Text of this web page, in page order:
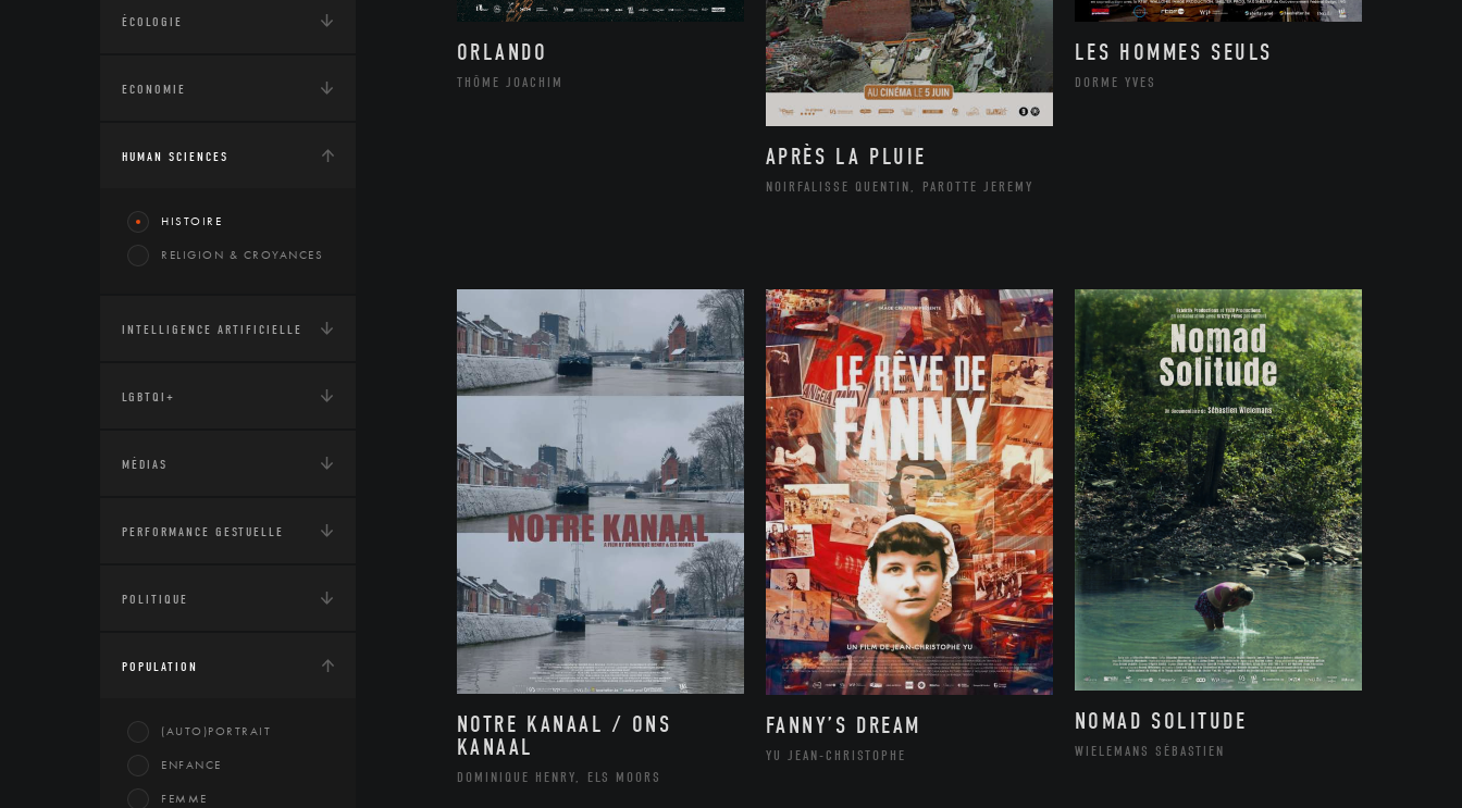
ÉCOLOGIE
ECONOMIE
HUMAN SCIENCES
HISTOIRE
RELIGION & CROYANCES
INTELLIGENCE ARTIFICIELLE
LGBTQI+
MÉDIAS
PERFORMANCE GESTUELLE
POLITIQUE
POPULATION
(AUTO)PORTRAIT
ENFANCE
FEMME
ORLANDO
THÔME JOACHIM
APRÈS LA PLUIE
NOIRFALISSE QUENTIN, PAROTTE JEREMY
LES HOMMES SEULS
DORME YVES
NOTRE KANAAL / ONS
KANAAL
DOMINIQUE HENRY, ELS MOORS
FANNY’S DREAM
YU JEAN-CHRISTOPHE
NOMAD SOLITUDE
WIELEMANS SÉBASTIEN